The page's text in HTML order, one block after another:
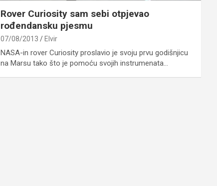
Rover Curiosity sam sebi otpjevao
rođendansku pjesmu
07/08/2013 Elvir
NASA-in rover Curiosity proslavio je svoju prvu godišnjicu
na Marsu tako što je pomoću svojih instrumenata…